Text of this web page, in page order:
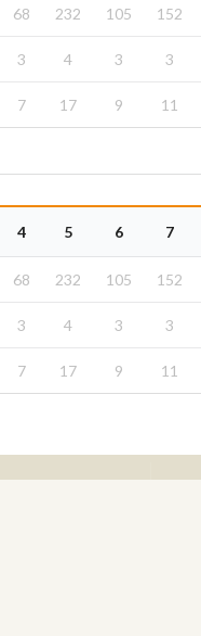
68 232 105 152
3 4 3 3
7 17 9 11
4 5 6 7
68 232 105 152
3 4 3 3
7 17 9 11